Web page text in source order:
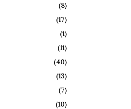
(8)
(17)
(1)
(11)
(40)
(13)
(7)
(10)